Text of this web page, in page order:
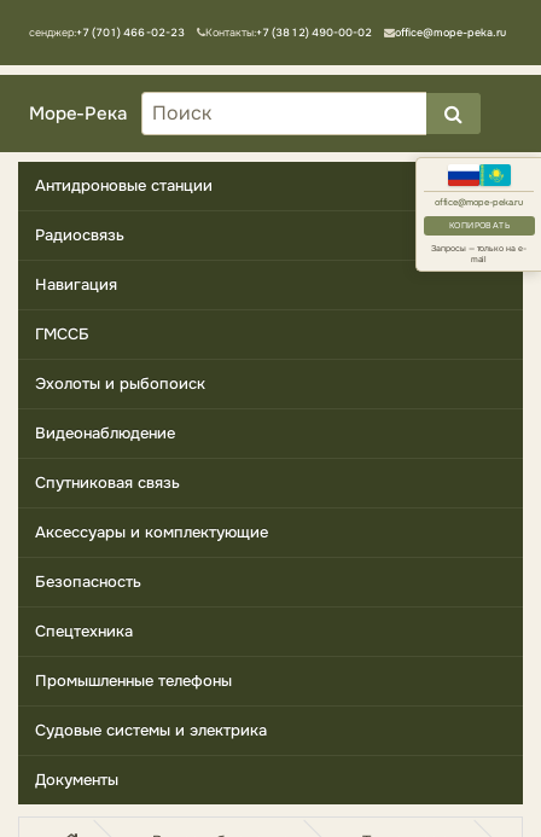
office@mope-peka.ru
КОПИРОВАТЬ
Запросы — только на e-
mail
Мессенджер:+7 (701) 466-02-23 Контакты:+7 (3812) 490-00-02 office@mope-peka.ru
Море-Река
Антидроновые станции
Радиосвязь
Навигация
ГМССБ
Эхолоты и рыбопоиск
Видеонаблюдение
Спутниковая связь
Аксессуары и комплектующие
Безопасность
Спецтехника
Промышленные телефоны
Судовые системы и электрика
Документы